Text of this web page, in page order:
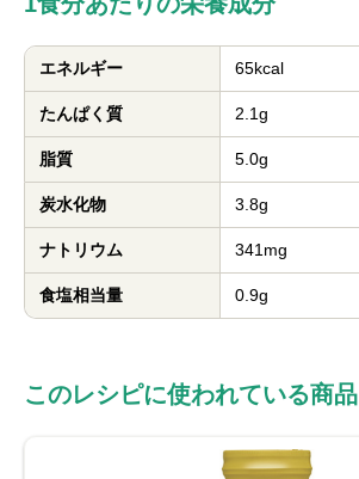
エネルギー 65kcal
たんぱく質 2.1g
脂質 5.0g
炭水化物 3.8g
ナトリウム 341mg
食塩相当量 0.9g
このレシピに使われている商品